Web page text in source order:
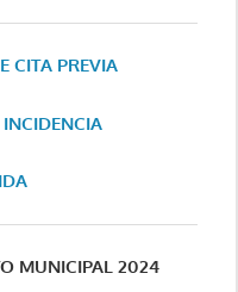
CITA PREVIA
MUNICIPAL 2024